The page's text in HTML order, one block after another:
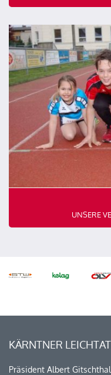
UNSERE
KÄRNTNER
Präsident Albert